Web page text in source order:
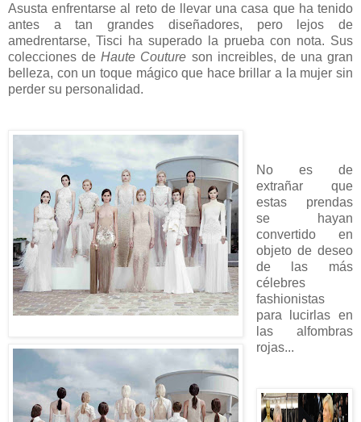
Asusta enfrentarse al reto de llevar una casa que ha tenido
antes a tan grandes diseñadores, pero lejos de
amedrentarse, Tisci ha superado la prueba con nota. Sus
colecciones deHaute Couture son increibles, de una gran
belleza, con un toque mágico que hace brillar a la mujer sin
perder su personalidad.
No es de
extrañar que
estas prendas
se hayan
convertido en
objeto de deseo
de las más
célebres
fashionistas
para lucirlas en
las alfombras
rojas...